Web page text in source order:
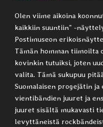
Olen viime aikoina
kaikkiin suuntiin” -
Postimuseon
Tämän homman tiimoilta
kovinkin tutuiksi, joten
valita. Tämä sukupuu
Suomalaisen progejätin
vientibändien juuret ja
juuret sisältä mukavasti
levyttäneistä